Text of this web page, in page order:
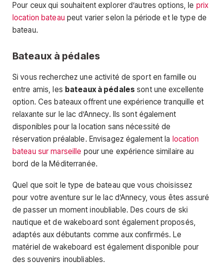
Pour ceux qui souhaitent explorer d’autres options, le prix
location bateau peut varier selon la période et le type de
bateau.
Bateaux à pédales
Si vous recherchez une activité de sport en famille ou
entre amis, les bateaux à pédales sont une excellente
option. Ces bateaux offrent une expérience tranquille et
relaxante sur le lac d’Annecy. Ils sont également
disponibles pour la location sans nécessité de
réservation préalable. Envisagez également la location
bateau sur marseille pour une expérience similaire au
bord de la Méditerranée.
Quel que soit le type de bateau que vous choisissez
pour votre aventure sur le lac d’Annecy, vous êtes assuré
de passer un moment inoubliable. Des cours de ski
nautique et de wakeboard sont également proposés,
adaptés aux débutants comme aux confirmés. Le
matériel de wakeboard est également disponible pour
des souvenirs inoubliables.